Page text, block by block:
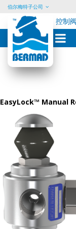
Skip
content
伯尔梅特子公司
控制
EasyLock™ Manual